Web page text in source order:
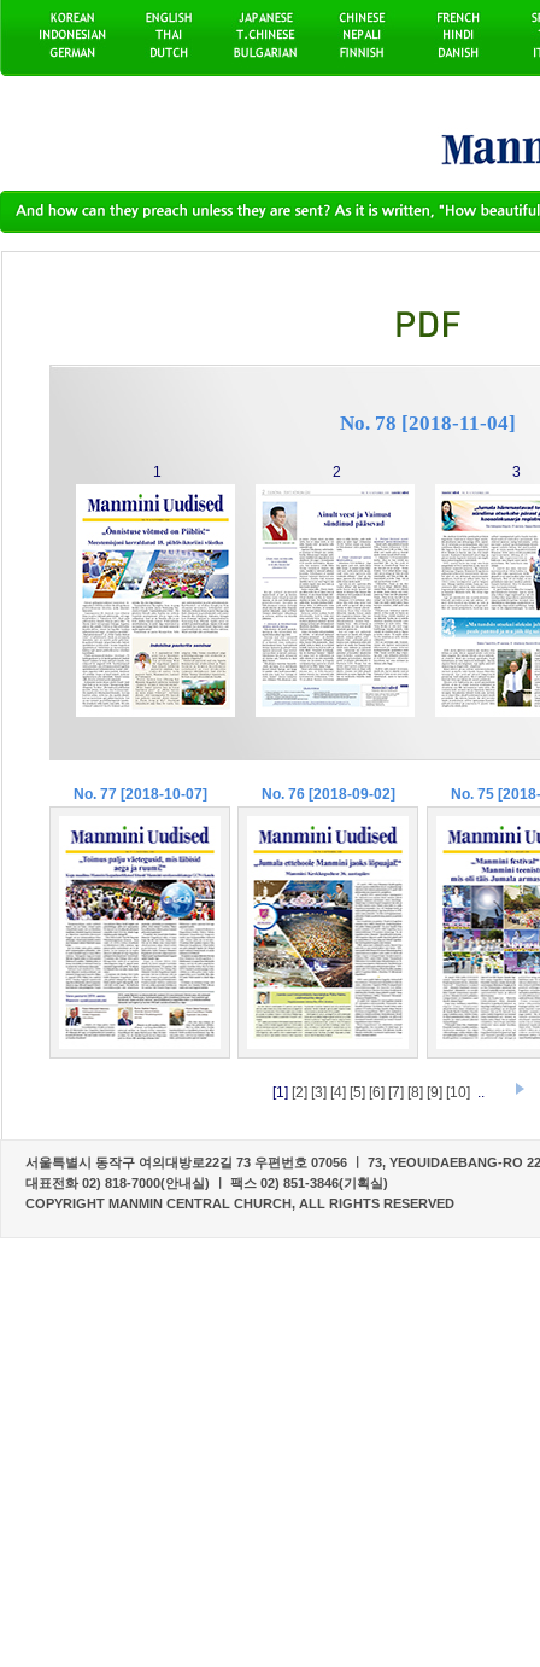
No. 78 [2018-11-04]
1 2 3
No. 77 [2018-10-07] No. 76 [2018-09-02] No. 75
[1] [2] [3] [4] [5] [6] [7] [8] [9] [10] ..
서울특별시 동작구 여의대방로22길 73 우편번호 07056 ㅣ 73, YEOUIDAEBANG-RO
대표전화 02) 818-7000(안내실) ㅣ 팩스 02) 851-3846(기획실)
COPYRIGHT MANMIN CENTRAL CHURCH, ALL RIGHTS RESERVED